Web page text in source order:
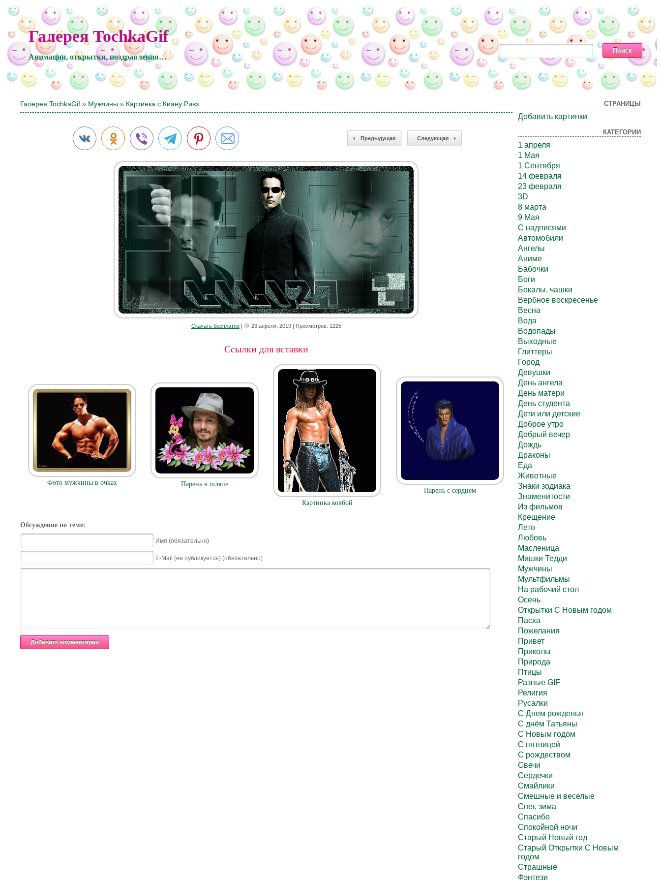
Галерея TochkaGif
Анимации, открытки, поздравления…
Галерея TochkaGif » Мужчины » Картинка с Киану Ривз
Предыдущая Следующая
Скачать бесплатно| 23 апреля, 2019| Просмотров: 1225
Ссылки для вставки
Фото мужчины в очках Парень в шляпе
Картинка ковбой
Парень с сердцем
Обсуждение по теме:
Имя (обязательно)
E-Mail (не публикуется) (обязательно)
СТРАНИЦЫ
Добавить картинки
КАТЕГОРИИ
1 апреля
1 Мая
1 Сентября
14 февраля
23 февраля
3D
8 марта
9 Мая
C надписями
Автомобили
Ангелы
Аниме
Бабочки
Боги
Бокалы, чашки
Вербное воскресенье
Весна
Вода
Водопады
Выходные
Глиттеры
Город
Девушки
День ангела
День матери
День студента
Дети или детские
Доброе утро
Добрый вечер
Дождь
Драконы
Еда
Животные
Знаки зодиака
Знаменитости
Из фильмов
Крещение
Лето
Любовь
Масленица
Мишки Тедди
Мужчины
Мультфильмы
На рабочий стол
Осень
Открытки С Новым годом
Пасха
Пожелания
Привет
Приколы
Природа
Птицы
Разные GIF
Религия
Русалки
С Днем рожденья
С днём Татьяны
С Новым годом
С пятницей
С рождеством
Свечи
Сердечки
Смайлики
Смешные и веселые
Снег, зима
Спасибо
Спокойной ночи
Старый Новый год
Старый Открытки С Новым
годом
Страшные
Фэнтези